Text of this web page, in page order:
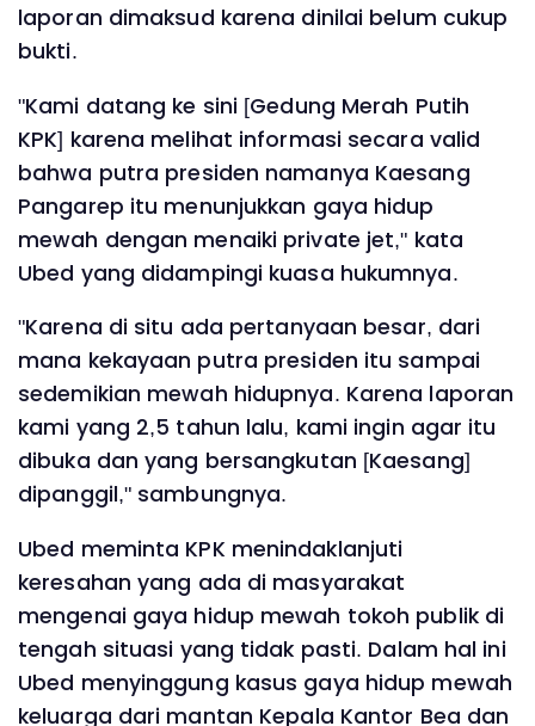
laporan dimaksud karena dinilai belum cukup
bukti.
"Kami datang ke sini [Gedung Merah Putih
KPK] karena melihat informasi secara valid
bahwa putra presiden namanya Kaesang
Pangarep itu menunjukkan gaya hidup
mewah dengan menaiki private jet," kata
Ubed yang didampingi kuasa hukumnya.
"Karena di situ ada pertanyaan besar, dari
mana kekayaan putra presiden itu sampai
sedemikian mewah hidupnya. Karena laporan
kami yang 2,5 tahun lalu, kami ingin agar itu
dibuka dan yang bersangkutan [Kaesang]
dipanggil," sambungnya.
Ubed meminta KPK menindaklanjuti
keresahan yang ada di masyarakat
mengenai gaya hidup mewah tokoh publik di
tengah situasi yang tidak pasti. Dalam hal ini
Ubed menyinggung kasus gaya hidup mewah
keluarga dari mantan Kepala Kantor Bea dan